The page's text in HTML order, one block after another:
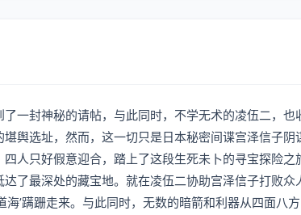
一封神秘的请帖，与此同时，不学无术的凌伍二，也
选址，然而，这一切只是日本秘密间谍宫泽信子阴
人只好假意迎合，踏上了这段生死未卜的寻宝探险之
最深处的藏宝地。就在凌伍二协助宫泽信子打败众
蹒跚走来。与此同时，无数的暗箭和利器从四面八方